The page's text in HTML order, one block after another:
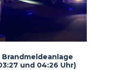
und 04:26 Uhr)